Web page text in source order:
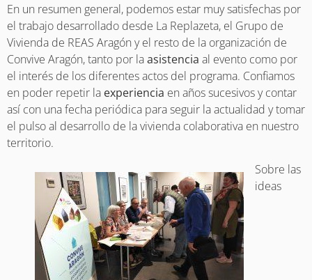
En un resumen general, podemos estar muy satisfechas por
el trabajo desarrollado desde La Replazeta, el Grupo de
Vivienda de REAS Aragón y el resto de la organización de
Convive Aragón, tanto por laasistencia al evento como por
el interés de los diferentes actos del programa. Confiamos
en poder repetir la experiencia en años sucesivos y contar
así con una fecha periódica para seguir la actualidad y tomar
el pulso al desarrollo de la vivienda colaborativa en nuestro
territorio.
Sobre las
ideas